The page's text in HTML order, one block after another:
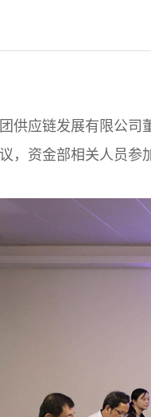
供应链发展有限公
，资金部相关人员参